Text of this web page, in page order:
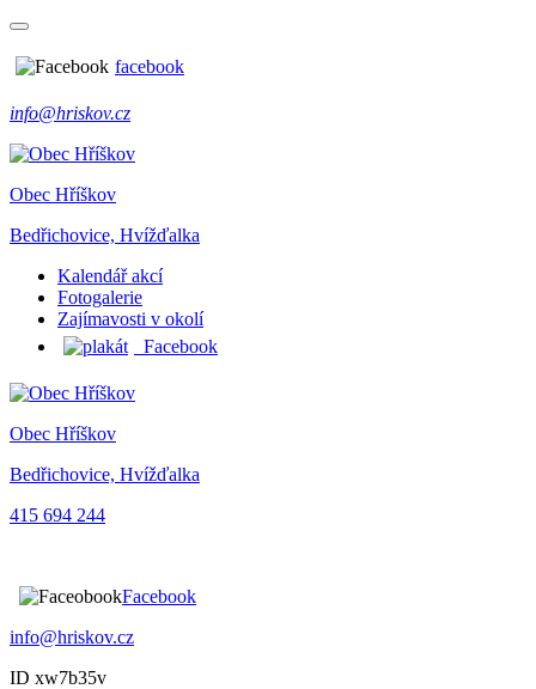
facebook
info@hriskov.cz
Obec Hříškov
Bedřichovice, Hvížďalka
Kalendář akcí
Fotogalerie
Zajímavosti v okolí
Facebook
Obec Hříškov
Bedřichovice, Hvížďalka
415 694 244
Facebook
info@hriskov.cz
ID xw7b35v